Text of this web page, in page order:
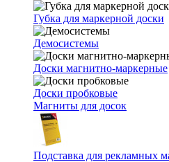
Губка для маркерной доски
Демосистемы
Доски магнитно-маркерные
Доски пробковые
Магниты для досок
Подставка для рекламных